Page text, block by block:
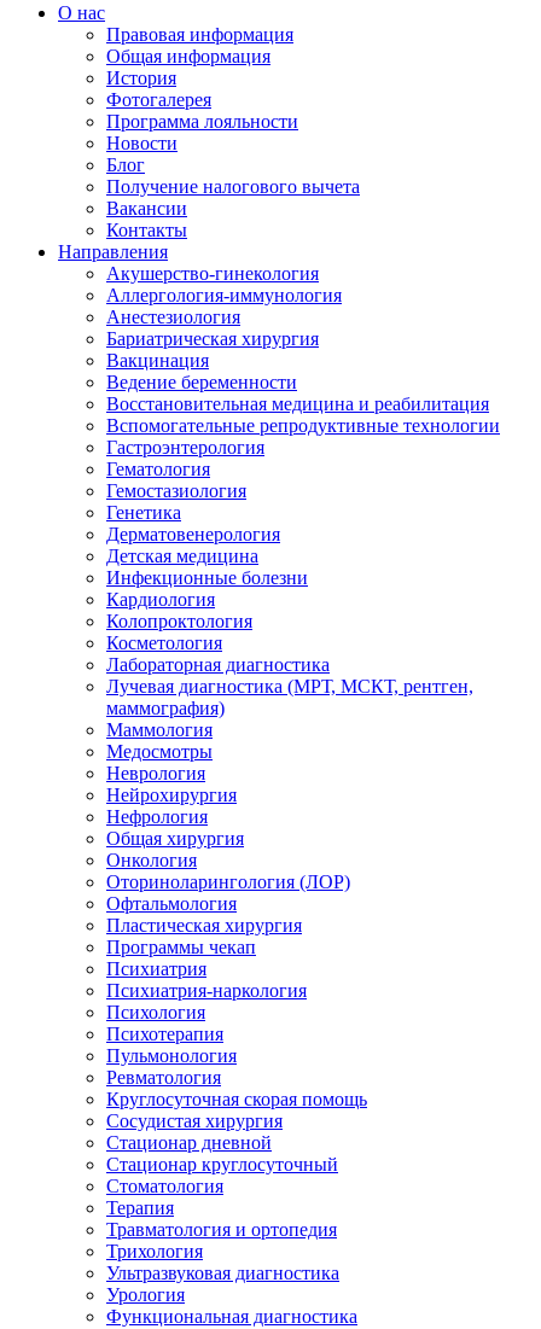
О нас
Правовая информация
Общая информация
История
Фотогалерея
Программа лояльности
Новости
Блог
Получение налогового вычета
Вакансии
Контакты
Направления
Акушерство-гинекология
Аллергология-иммунология
Анестезиология
Бариатрическая хирургия
Вакцинация
Ведение беременности
Восстановительная медицина и реабилитация
Вспомогательные репродуктивные технологии
Гастроэнтерология
Гематология
Гемостазиология
Генетика
Дерматовенерология
Детская медицина
Инфекционные болезни
Кардиология
Колопроктология
Косметология
Лабораторная диагностика
Лучевая диагностика (МРТ, МСКТ, рентген,
маммография)
Маммология
Медосмотры
Неврология
Нейрохирургия
Нефрология
Общая хирургия
Онкология
Оториноларингология (ЛОР)
Офтальмология
Пластическая хирургия
Программы чекап
Психиатрия
Психиатрия-наркология
Психология
Психотерапия
Пульмонология
Ревматология
Круглосуточная скорая помощь
Сосудистая хирургия
Стационар дневной
Стационар круглосуточный
Стоматология
Терапия
Травматология и ортопедия
Трихология
Ультразвуковая диагностика
Урология
Функциональная диагностика